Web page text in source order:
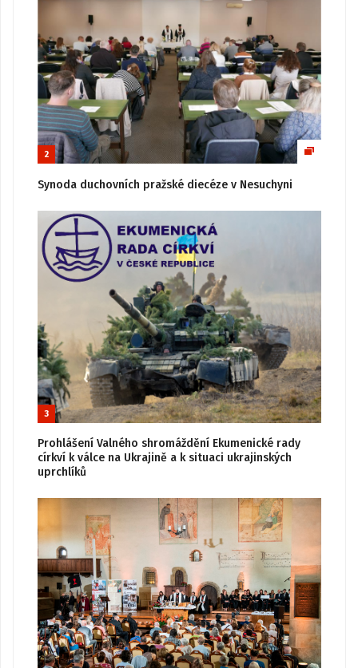
2
Synoda duchovních pražské diecéze v Nesuchyni
3
Prohlášení Valného shromáždění Ekumenické rady
církví k válce na Ukrajině a k situaci ukrajinských
uprchlíků